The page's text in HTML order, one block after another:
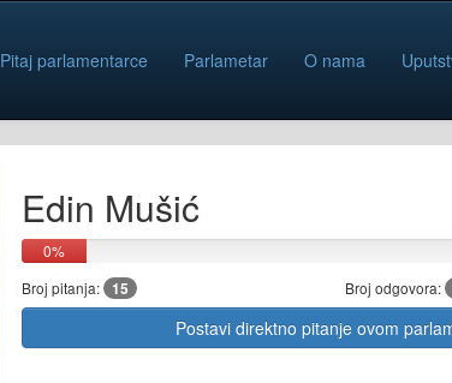
Pitaj parlamentarce Parlametar O nama
Edin Mušić
0%
Broj pitanja: 15 Broj odgovora:
Postavi direktno pitanje ovom